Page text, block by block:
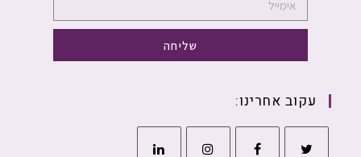
שליחה
עקוב אחרינו: